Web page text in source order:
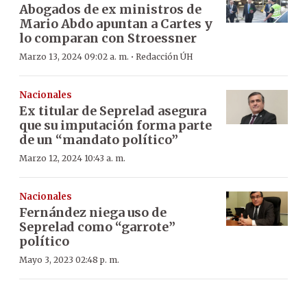
Abogados de ex ministros de
Mario Abdo apuntan a Cartes y
lo comparan con Stroessner
Marzo 13, 2024 09:02 a. m. · Redacción ÚH
Nacionales
Ex titular de Seprelad asegura
que su imputación forma parte
de un “mandato político”
Marzo 12, 2024 10:43 a. m.
Nacionales
Fernández niega uso de
Seprelad como “garrote”
político
Mayo 3, 2023 02:48 p. m.